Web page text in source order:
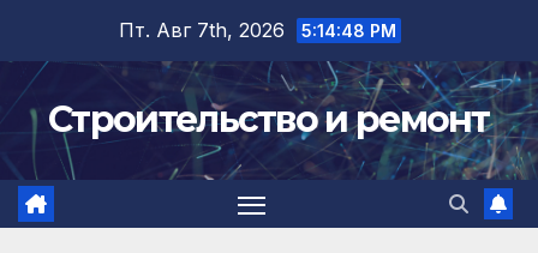
содержимому
Пт. Авг 7th, 2026 5:14:49 PM
Строительство и ремонт